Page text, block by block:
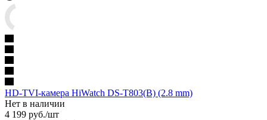
HD-TVI-камера HiWatch DS-T803(B) (2.8 mm)
Нет в наличии
4 199 руб./шт